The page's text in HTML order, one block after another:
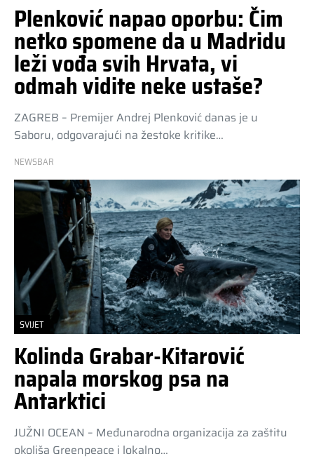
Plenković napao oporbu: Čim
netko spomene da u Madridu
leži vođa svih Hrvata, vi
odmah vidite neke ustaše?
ZAGREB – Premijer Andrej Plenković danas je u
Saboru, odgovarajući na žestoke kritike…
NEWSBAR
SVIJET
Kolinda Grabar-Kitarović
napala morskog psa na
Antarktici
JUŽNI OCEAN – Međunarodna organizacija za zaštitu
okoliša Greenpeace i lokalno…